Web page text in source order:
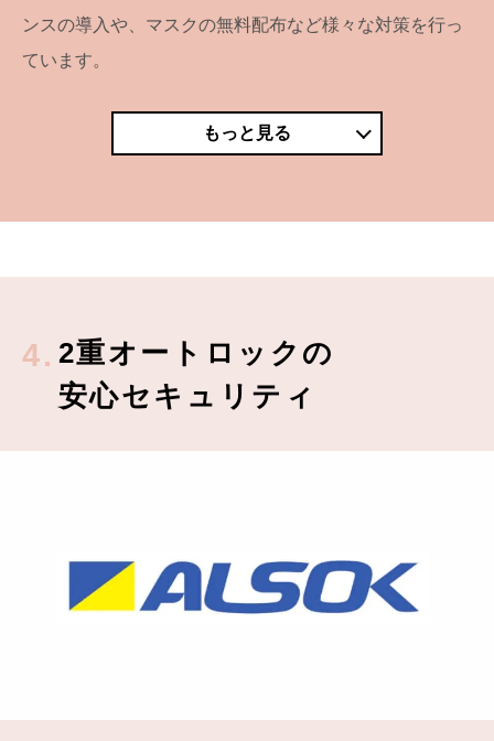
ンスの導入や、マスクの無料配布など様々な対策を行っ
ています。
もっと見る
4. 2重オートロックの
安心セキュリティ